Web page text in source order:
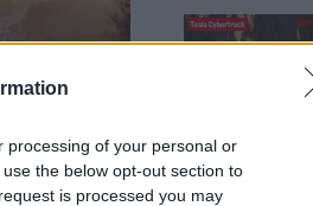
processing of your personal or
the below opt-out section to
is processed you may